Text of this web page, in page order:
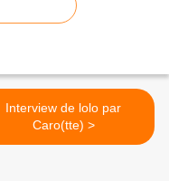
Interview de lolo par
Caro(tte) >